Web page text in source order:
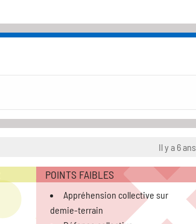
Il y a 6 ans
POINTS FAIBLES
Appréhension collective sur
demie-terrain